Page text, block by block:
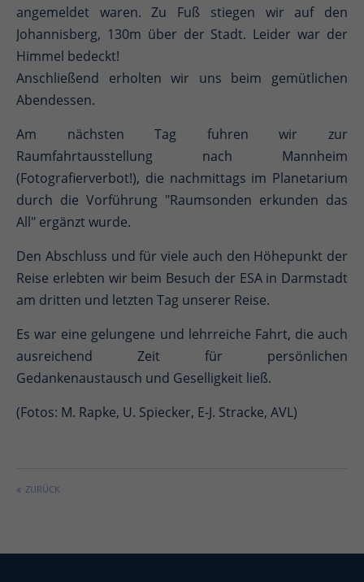
angemeldet waren. Zu Fuß stiegen wir auf den
Johannisberg, 130m über der Stadt. Leider war der
Himmel bedeckt!
Anschließend erholten wir uns beim gemütlichen
Abendessen.
Am nächsten Tag fuhren wir zur
Raumfahrtausstellung nach Mannheim
(Fotografierverbot!), die nachmittags im Planetarium
durch die Vorführung "Raumsonden erkunden das
All" ergänzt wurde.
Den Abschluss und für viele auch den Höhepunkt der
Reise erlebten wir beim Besuch der ESA in Darmstadt
am dritten und letzten Tag unserer Reise.
Es war eine gelungene und lehrreiche Fahrt, die auch
ausreichend Zeit für persönlichen
Gedankenaustausch und Geselligkeit ließ.
(Fotos: M. Rapke, U. Spiecker, E-J. Stracke, AVL)
ZURÜCK